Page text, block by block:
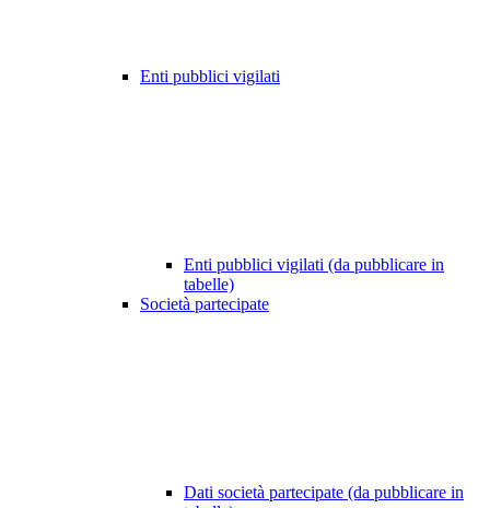
Enti pubblici vigilati
Enti pubblici vigilati (da pubblicare in
tabelle)
Società partecipate
Dati società partecipate (da pubblicare in